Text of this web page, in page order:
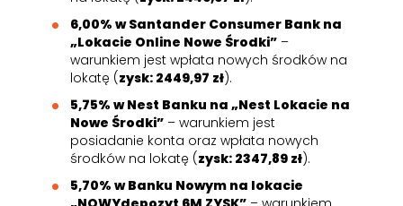
6,00% w Santander Consumer Bank na
„Lokacie Online Nowe Środki” –
warunkiem jest wpłata nowych środków na
lokatę (zysk: 2449,97 zł).
5,75% w Nest Banku na „Nest Lokacie na
Nowe Środki” – warunkiem jest
posiadanie konta oraz wpłata nowych
środków na lokatę (zysk: 2347,89 zł).
5,70% w Banku Nowym na lokacie